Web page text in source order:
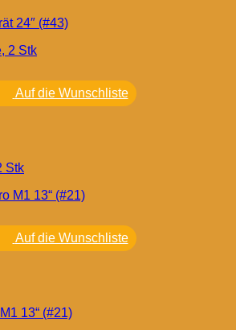
24″ (#43)
Auf die Wunschliste
Stk
Auf die Wunschliste
13“ (#21)